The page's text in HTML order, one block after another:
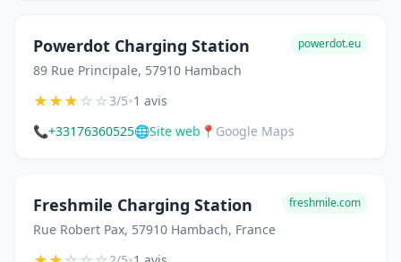
Powerdot Charging Station
89 Rue Principale, 57910 Hambach
powerdot.eu
★★★☆☆3/5•1 avis
📞+33176360525🌐Site web 📍 Google Maps
Freshmile Charging Station
Rue Robert Pax, 57910 Hambach, France
freshmile.com